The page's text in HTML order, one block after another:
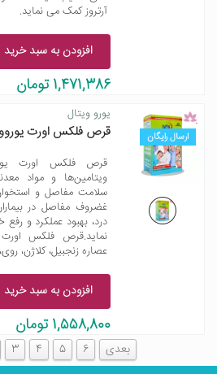
آرتروز کمک می نماید.
افزودن به سبد خرید
1,471,386 تومان
ارسال رایگان
یورو ویتال
قرص فلکس اورت یوروویتال
قرص فلکس اورت
ویتامین‌ها و مواد
سلامت مفاصل و
غضروف مفاصل در
درد، بهبود عملکرد و
نماید.قرص فلکس اورت
عصاره زنجبیل، کلاژن،
افزودن به سبد خرید
1,558,800 تومان
3 4 5 6 بعدی